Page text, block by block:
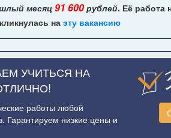
месяц 91 600рублей. Её работа
на эту вакансию
УЧИТЬСЯ НА
работы любой
Гарантируем низкие цены и